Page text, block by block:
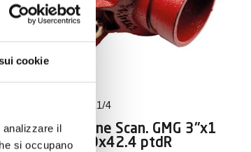
cookie
analizzare il
si occupano
GMGR3-11/4
Derivazione Scan. GMG 3"x1
1/4"-88.9x42.4 ptdR